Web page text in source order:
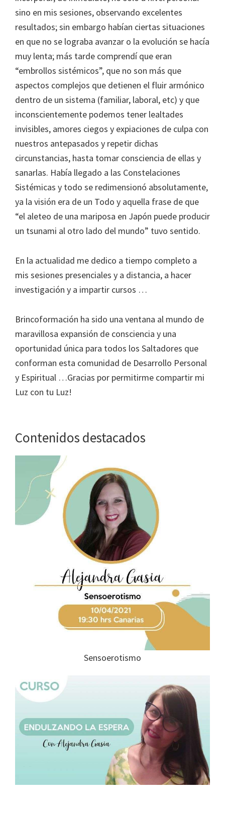
sino en mis sesiones, observando excelentes
resultados; sin embargo habían ciertas situaciones
en que no se lograba avanzar o la evolución se hacía
muy lenta; más tarde comprendí que eran
“embrollos sistémicos”, que no son más que
aspectos complejos que detienen el fluir armónico
dentro de un sistema (familiar, laboral, etc) y que
inconscientemente podemos tener lealtades
invisibles, amores ciegos y expiaciones de culpa con
nuestros antepasados y repetir dichas
circunstancias, hasta tomar consciencia de ellas y
sanarlas. Había llegado a las Constelaciones
Sistémicas y todo se redimensionó absolutamente,
ya la visión era de un Todo y aquella frase de que
“el aleteo de una mariposa en Japón puede producir
un tsunami al otro lado del mundo” tuvo sentido.
En la actualidad me dedico a tiempo completo a
mis sesiones presenciales y a distancia, a hacer
investigación y a impartir cursos …
Brincoformación ha sido una ventana al mundo de
maravillosa expansión de consciencia y una
oportunidad única para todos los Saltadores que
conforman esta comunidad de Desarrollo Personal
y Espiritual …Gracias por permitirme compartir mi
Luz con tu Luz!
Contenidos destacados
Sensoerotismo